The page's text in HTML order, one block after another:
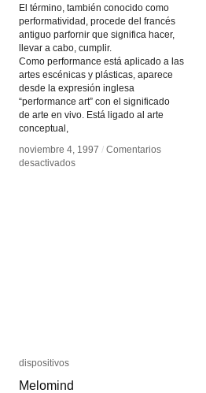
El término, también conocido como
performatividad, procede del francés
antiguo parfornir que significa hacer,
llevar a cabo, cumplir.
Como performance está aplicado a las
artes escénicas y plásticas, aparece
desde la expresión inglesa
“performance art” con el significado
de arte en vivo. Está ligado al arte
conceptual,
noviembre 4, 1997 / Comentarios
desactivadosen
noviembre 4, 1997 / Comentarios
desactivadosen
dispositivos
Melomind
dispositivos
Melomind